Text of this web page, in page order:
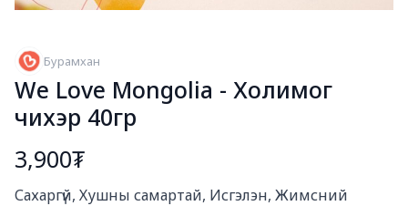
Бурамхан
We Love Mongolia - Холимог
чихэр 40гр
3,900₮
Сахаргүй, Хушны самартай, Исгэлэн, Жимсний